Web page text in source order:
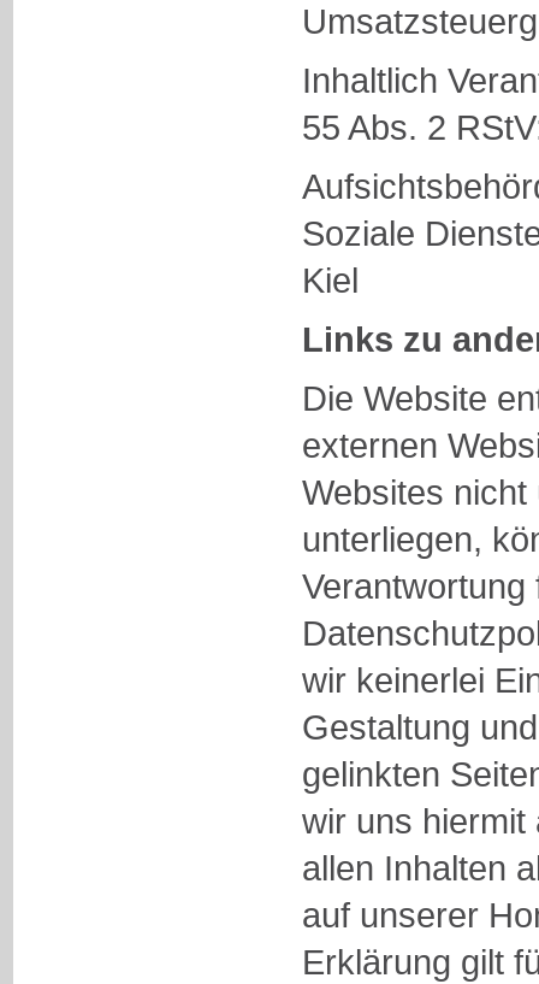
Inhaltlich
55 Abs. 2
Soziale
Kiel
Links zu
Die Website
externen
Websites
unterliegen,
wir keinerlei
Gestaltung
gelinkten
wir uns
allen Inhalten
auf unserer
Erklärung gilt